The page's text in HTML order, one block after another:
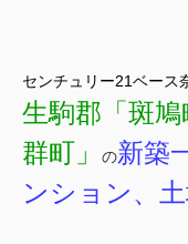
センチュリー21ベース
生駒郡「斑
群町」
の新築
ンション、